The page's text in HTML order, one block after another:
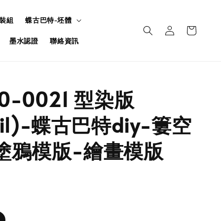
組
蝶古巴特-坯體
墨水認證 聯絡資訊
0021 型染版
蝶古巴特diy-簍空
鴉模版-繪畫模版